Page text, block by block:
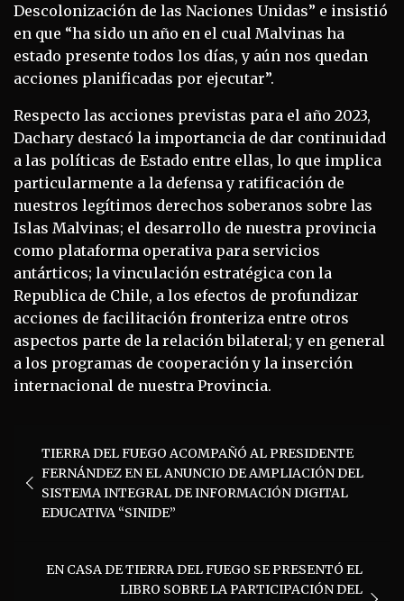
Descolonización de las Naciones Unidas” e insistió
en que “ha sido un año en el cual Malvinas ha
estado presente todos los días, y aún nos quedan
acciones planificadas por ejecutar”.
Respecto las acciones previstas para el año 2023,
Dachary destacó la importancia de dar continuidad
a las políticas de Estado entre ellas, lo que implica
particularmente a la defensa y ratificación de
nuestros legítimos derechos soberanos sobre las
Islas Malvinas; el desarrollo de nuestra provincia
como plataforma operativa para servicios
antárticos; la vinculación estratégica con la
Republica de Chile, a los efectos de profundizar
acciones de facilitación fronteriza entre otros
aspectos parte de la relación bilateral; y en general
a los programas de cooperación y la inserción
internacional de nuestra Provincia.
entradas
TIERRA DEL FUEGO ACOMPAÑÓ AL PRESIDENTE
FERNÁNDEZ EN EL ANUNCIO DE AMPLIACIÓN DEL
SISTEMA INTEGRAL DE INFORMACIÓN DIGITAL
EDUCATIVA “SINIDE”
EN CASA DE TIERRA DEL FUEGO SE PRESENTÓ EL
LIBRO SOBRE LA PARTICIPACIÓN DEL